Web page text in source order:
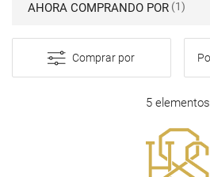
Comprar por
AHORA COMPRANDO POR
5 elementos